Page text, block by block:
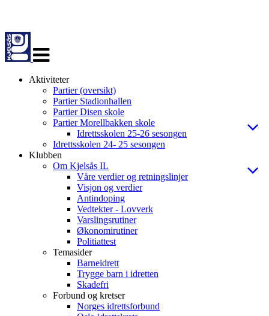
navigasjon
Aktiviteter
Partier (oversikt)
Partier Stadionhallen
Partier Disen skole
Partier Morellbakken skole
Idrettsskolen 25-26 sesongen
Idrettsskolen 24- 25 sesongen
Klubben
Om Kjelsås IL
Våre verdier og retningslinjer
Visjon og verdier
Antindoping
Vedtekter - Lovverk
Varslingsrutiner
Økonomirutiner
Politiattest
Temasider
Barneidrett
Trygge barn i idretten
Skadefri
Forbund og kretser
Norges idrettsforbund